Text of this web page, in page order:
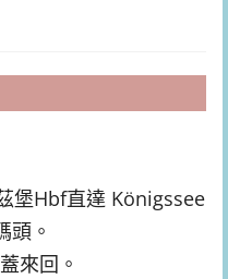
堡Hbf直達 Königssee
頭。
來回。